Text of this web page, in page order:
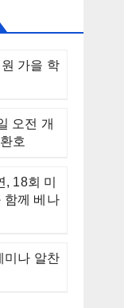
가을 학
오전 개
호
18회 미
함께 베나
미나 알찬